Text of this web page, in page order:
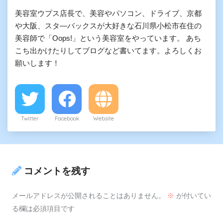
美容室ウプス店長で、美容やパソコン、ドライブ、京都
や大阪、スタ―バックスが大好きな石川県小松市在住の
美容師で「Oops!」という美容室をやっています。 あち
こち出かけたりしてブログなど書いてます。よろしくお
願いします！
Twitter Facebook Website
コメントを残す
メールアドレスが公開されることはありません。 ※ が付いてい
る欄は必須項目です